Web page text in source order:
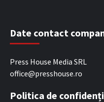
Date contact
Press House Media SRL
office@presshouse.ro
Politica de